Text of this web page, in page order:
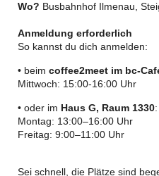
Wo? Busbahnhof Ilmenau,
Anmeldung erforderlich
So kannst du dich anmelden:
• beim coffee2meet im bc-
Mittwoch: 15:00-16:00 Uhr
• oder im Haus G, Raum 1330:
Montag: 13:00–16:00 Uhr
Freitag: 9:00–11:00 Uhr
Sei schnell, die Plätze sind